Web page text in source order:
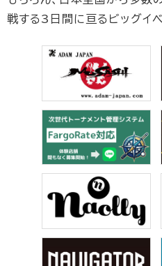
戦する3日間に亘るビッグイベ